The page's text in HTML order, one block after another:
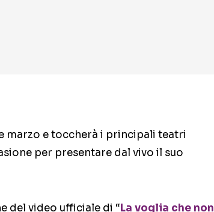
marzo e toccherà i principali teatri
per presentare dal vivo il suo
del video ufficiale di “La voglia che non